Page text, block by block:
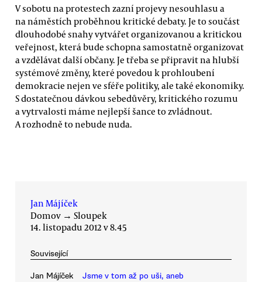
V sobotu na protestech zazní projevy nesouhlasu a
na náměstích proběhnou kritické debaty. Je to součást
dlouhodobé snahy vytvářet organizovanou a kritickou
veřejnost, která bude schopna samostatně organizovat
a vzdělávat další občany. Je třeba se připravit na hlubší
systémové změny, které povedou k prohloubení
demokracie nejen ve sféře politiky, ale také ekonomiky.
S dostatečnou dávkou sebedůvěry, kritického rozumu
a vytrvalosti máme nejlepší šance to zvládnout.
A rozhodně to nebude nuda.
Jan Májíček
Domov → Sloupek
14. listopadu 2012 v 8.45
Související
Jan Májíček
Jsme v tom až po uši, aneb